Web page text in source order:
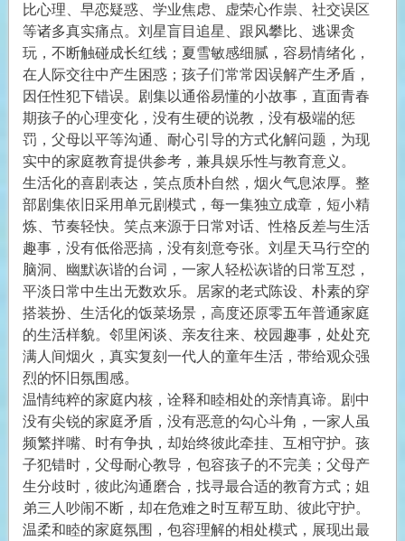
比心理、早恋疑惑、学业焦虑、虚荣心作祟、社交误区
等诸多真实痛点。刘星盲目追星、跟风攀比、逃课贪
玩，不断触碰成长红线；夏雪敏感细腻，容易情绪化，
在人际交往中产生困惑；孩子们常常因误解产生矛盾，
因任性犯下错误。剧集以通俗易懂的小故事，直面青春
期孩子的心理变化，没有生硬的说教，没有极端的惩
罚，父母以平等沟通、耐心引导的方式化解问题，为现
实中的家庭教育提供参考，兼具娱乐性与教育意义。
生活化的喜剧表达，笑点质朴自然，烟火气息浓厚。整
部剧集依旧采用单元剧模式，每一集独立成章，短小精
炼、节奏轻快。笑点来源于日常对话、性格反差与生活
趣事，没有低俗恶搞，没有刻意夸张。刘星天马行空的
脑洞、幽默诙谐的台词，一家人轻松诙谐的日常互怼，
平淡日常中生出无数欢乐。居家的老式陈设、朴素的穿
搭装扮、生活化的饭菜场景，高度还原零五年普通家庭
的生活样貌。邻里闲谈、亲友往来、校园趣事，处处充
满人间烟火，真实复刻一代人的童年生活，带给观众强
烈的怀旧氛围感。
温情纯粹的家庭内核，诠释和睦相处的亲情真谛。剧中
没有尖锐的家庭矛盾，没有恶意的勾心斗角，一家人虽
频繁拌嘴、时有争执，却始终彼此牵挂、互相守护。孩
子犯错时，父母耐心教导，包容孩子的不完美；父母产
生分歧时，彼此沟通磨合，找寻最合适的教育方式；姐
弟三人吵闹不断，却在危难之时互帮互助、彼此守护。
温柔和睦的家庭氛围，包容理解的相处模式，展现出最